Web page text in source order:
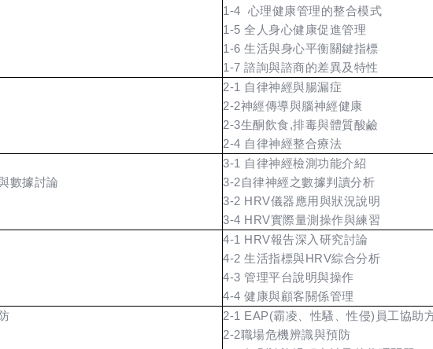
1-4 心理健康管理的整合模式
1-5 全人身心健康促進管理
1-6 生活與身心平衡關鍵指標
1-7 諮詢與諮商的差異及特性
2-1 自律神經與腸漏症
2-2神經傳導與腦神經健康
2-3生酮飲食,排毒與體質酸鹼
2-4 自律神經整合療法
數據討論
3-1 自律神經檢測功能介紹
3-2自律神經之數據判讀分析
3-2 HRV儀器應用與狀況說明
3-4 HRV實際量測操作與練習
4-1 HRV報告深入研究討論
4-2 生活指標與HRV綜合分析
4-3 管理平台說明與操作
4-4 健康與顧客關係管理
2-1 EAP(霸凌、性騷、性侵)員工協助
2-2職場危機辨識與預防